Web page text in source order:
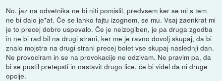
No, jaz na odvetnika ne bi niti pomislil, predvsem ker se mi s tem
ne bi dalo je*at. Če se lahko fajtu izognem, se mu. Vsaj zaenkrat mi
je to precej dobro uspevalo. Če je neizogiben, je pa druga zgodba
in ne bi rad bil na drugi strani, ker me je ravno dovolj skupaj, da bi
znalo mojstra na drugi strani precej bolet vse skupaj naslednji dan.
Ne provociram in se na provokacije ne odzivam. Ne pravim pa, da
bi se pustil pretepsti in nastavit drugo lice, če bi videl da ni druge
opcije.